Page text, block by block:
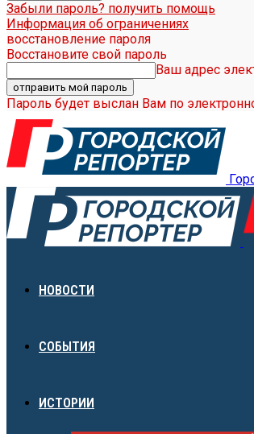
Забыли пароль? получить помощь
Информация об ограничениях
восстановление пароля
Восстановите свой пароль
Ваш адрес
Пароль будет выслан Вам по
НОВОСТИ
СОБЫТИЯ
ИСТОРИИ